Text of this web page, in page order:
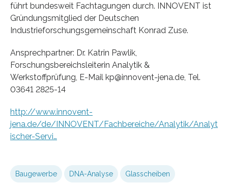
führt bundesweit Fachtagungen durch. INNOVENT ist
Gründungsmitglied der Deutschen
Industrieforschungsgemeinschaft Konrad Zuse.
Ansprechpartner: Dr. Katrin Pawlik,
Forschungsbereichsleiterin Analytik &
Werkstoffprüfung, E-Mail kp@innovent-jena.de, Tel.
03641 2825-14
http://www.innovent-
jena.de/de/INNOVENT/Fachbereiche/Analytik/Analyt
ischer-Servi…
Baugewerbe DNA-Analyse Glasscheiben